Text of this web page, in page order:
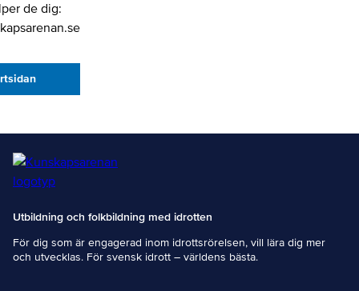
de dig:
Utbildning och folkbildning med idrotten
För dig som är engagerad inom idrottsrörelsen, vill lära dig mer
och utvecklas. För svensk idrott – världens bästa.